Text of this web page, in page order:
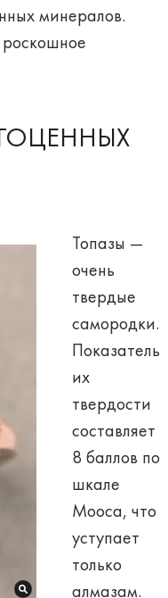
минералов.
Топазы —
очень
твердые
самородки.
Показатель
их
твердости
составляет
8 баллов по
шкале
Мооса, что
уступает
только
алмазам.